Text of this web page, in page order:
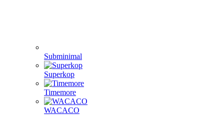
Subminimal
Superkop
Timemore
WACACO